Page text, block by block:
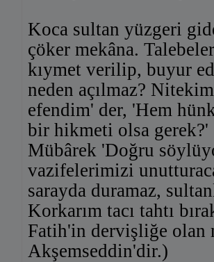
Koca sultan yüzgeri
çöker mekâna.
kıymet verilip, buyur
neden açılmaz?
efendim' der, 'Hem
bir hikmeti olsa gerek?'
Mübârek 'Doğru
vazifelerimizi
sarayda duramaz,
Korkarım tacı tahtı
Fatih'in dervişliğe olan
Akşemseddin'dir.)